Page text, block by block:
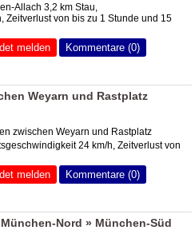
Allach 3,2 km Stau,
Zeitverlust von bis zu 1 Stunde und 15
melden Kommentare (0)
Weyarn und Rastplatz
zwischen Weyarn und Rastplatz
24 km/h, Zeitverlust von
melden Kommentare (0)
Nord » München-Süd